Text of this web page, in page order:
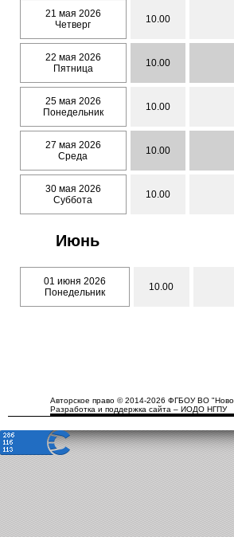
21 мая 2026
Четверг
10.00
22 мая 2026
Пятница
10.00
25 мая 2026
Понедельник
10.00
27 мая 2026
Среда
10.00
30 мая 2026
Суббота
10.00
Июнь
01 июня 2026
Понедельник
10.00
Авторское право © 2014-2026 ФГБОУ ВО
Разработка и поддержка сайта – ИОДО НГПУ